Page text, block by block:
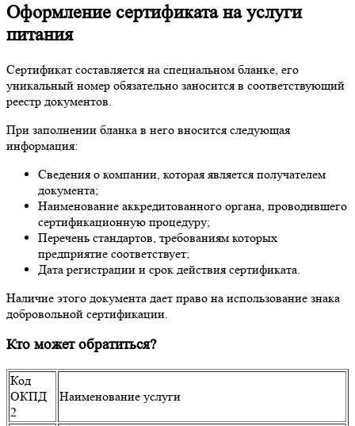
Оформление сертификата на услуги
питания
Сертификат составляется на специальном бланке, его
уникальный номер обязательно заносится в соответствующий
реестр документов.
При заполнении бланка в него вносится следующая
информация:
Сведения о компании, которая является получателем
документа;
Наименование аккредитованного органа, проводившего
сертификационную процедуру;
Перечень стандартов, требованиям которых
предприятие соответствует;
Дата регистрации и срок действия сертификата.
Наличие этого документа дает право на использование знака
добровольной сертификации.
Кто может обратиться?
Код
ОКПД
2
Наименование услуги